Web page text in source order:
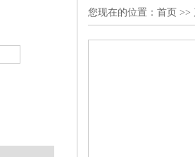
您现在的位置： 首页 >>